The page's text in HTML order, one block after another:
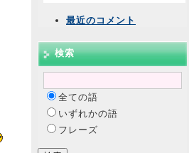
最近のコメント
検索
全ての語
いずれかの語
フレーズ